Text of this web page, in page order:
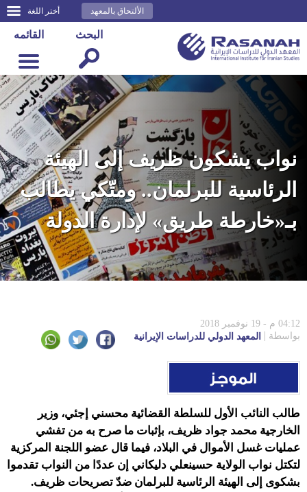
أختر اللغة الألتحاق بالمعهد
القائمه البحث
نواب يشكون ظريف إلى الهيئة
الرئاسية للبرلمان.. ومتّكي يطالب
بـ«خارطة طريق» لإدارة الدولة
04:12 م - 19 نوفمبر 2018
بواسطة
المعهد الدولي للدراسات الإيرانية
طالب النائب الأول للسلطة القضائية محسني إجئي، وزير
الخارجية محمد جواد ظريف، بإثبات ما صرح به من تفشي
عمليات غسل الأموال في البلاد، فيما قال عضو اللجنة المركزية
لتكتل نواب الولاية حسينعلي دليكاني إن عددًا من النواب تقدموا
بشكوى إلى الهيئة الرئاسية للبرلمان ضدّ تصريحات ظريف.